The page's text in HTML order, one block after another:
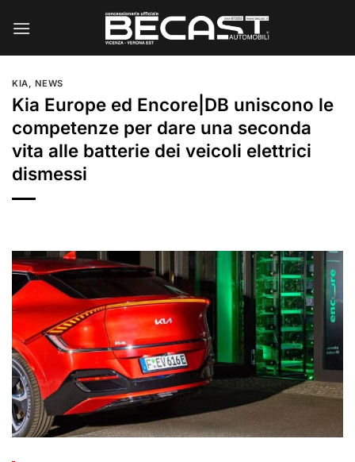
KIA, NEWS
Kia Europe ed Encore|DB uniscono le
competenze per dare una seconda
vita alle batterie dei veicoli elettrici
dismessi